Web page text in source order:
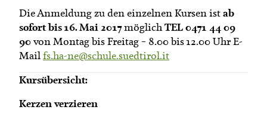
Die Anmeldung zu den einzelnen Kursen istab
sofort bis 16. Mai 2017möglichTEL 0471 44 09
90von Montag bis Freitag – 8.00 bis 12.00 Uhr E-
Mailfs.ha-ne@schule.suedtirol.it
Kursübersicht:
Kerzen verzieren